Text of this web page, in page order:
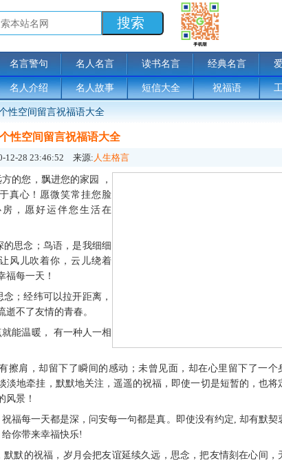
名言警句 名人名言 读书名言 经典名言
名人介绍 名人故事 短信大全 祝福语
性空间留言祝福语大全
性空间留言祝福语大全
12-28 23:46:52 来源: 人生格言
的您，飘进您的家园 ，
真心！愿微笑常挂您脸
，愿好运伴您生活在
思念；鸟语，是我细细
风儿吹着你，云儿绕着
福每一天！
；经纬可以拉开距离，
不了友情的青春。
能温暖， 有一种人一相
擦肩，却留下了瞬间的感动；未曾见面，却在心里留下了一个
淡地牵挂，默默地关注，遥遥的祝福，即使一切是短暂的，也将
风景！
福每一天都是深，问安每一句都是真。即使没有约定, 却有默契
你带来幸福快乐!
默的祝福，岁月会把友谊延续久远，思念，把友情刻在心间，